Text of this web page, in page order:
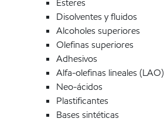
Ésteres
Disolventes y fluidos
Alcoholes superiores
Olefinas superiores
Adhesivos
Alfa-olefinas lineales (LAO)
Neo-ácidos
Plastificantes
Bases sintéticas